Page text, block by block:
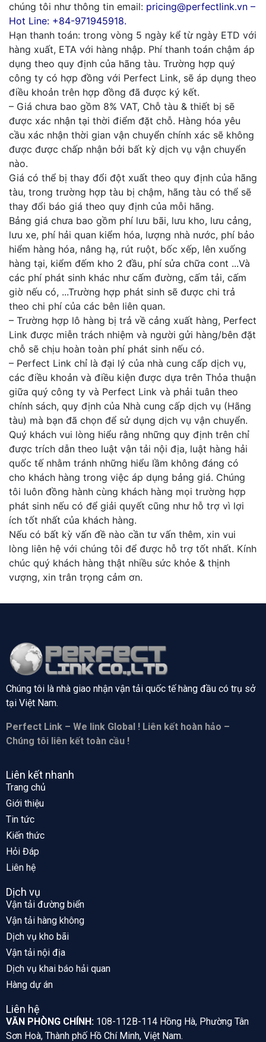
chúng tôi như thông tin email: pricing@perfectlink.vn –
Hot Line: +84-971945918.
Hạn thanh toán: trong vòng 5 ngày kể từ ngày ETD với
hàng xuất, ETA với hàng nhập. Phí thanh toán chậm áp
dụng theo quy định của hãng tàu. Trường hợp quý
công ty có hợp đồng với Perfect Link, sẽ áp dụng theo
điều khoản trên hợp đồng đã được ký kết.
– Giá chưa bao gồm 8% VAT, Chỗ tàu & thiết bị sẽ
được xác nhận tại thời điểm đặt chỗ. Hàng hóa yêu
cầu xác nhận thời gian vận chuyển chính xác sẽ không
được được chấp nhận bởi bất kỳ dịch vụ vận chuyển
nào.
Giá có thể bị thay đổi đột xuất theo quy định của hãng
tàu, trong trường hợp tàu bị chậm, hãng tàu có thể sẽ
thay đổi báo giá theo quy định của mỗi hãng.
Bảng giá chưa bao gồm phí lưu bãi, lưu kho, lưu cảng,
lưu xe, phí hải quan kiểm hóa, lượng nhà nước, phí bảo
hiểm hàng hóa, nâng hạ, rút ruột, bốc xếp, lên xuống
hàng tại, kiểm đếm kho 2 đầu, phí sửa chữa cont ...Và
các phí phát sinh khác như cấm đường, cấm tải, cấm
giờ nếu có, ...Trường hợp phát sinh sẽ được chi trả
theo chi phí của các bên liên quan.
– Trường hợp lô hàng bị trả về cảng xuất hàng, Perfect
Link được miễn trách nhiệm và người gửi hàng/bên đặt
chỗ sẽ chịu hoàn toàn phí phát sinh nếu có.
– Perfect Link chỉ là đại lý của nhà cung cấp dịch vụ,
các điều khoản và điều kiện được dựa trên Thỏa thuận
giữa quý công ty và Perfect Link và phải tuân theo
chính sách, quy định của Nhà cung cấp dịch vụ (Hãng
tàu) mà bạn đã chọn để sử dụng dịch vụ vận chuyển.
Quý khách vui lòng hiểu rằng những quy định trên chỉ
được trích dẫn theo luật vận tải nội địa, luật hàng hải
quốc tế nhằm tránh những hiểu lầm không đáng có
cho khách hàng trong việc áp dụng bảng giá. Chúng
tôi luôn đồng hành cùng khách hàng mọi trường hợp
phát sinh nếu có để giải quyết cũng như hỗ trợ vì lợi
ích tốt nhất của khách hàng.
Nếu có bất kỳ vấn đề nào cần tư vấn thêm, xin vui
lòng liên hệ với chúng tôi để được hỗ trợ tốt nhất. Kính
chúc quý khách hàng thật nhiều sức khỏe & thịnh
vượng, xin trân trọng cảm ơn.
Chúng tôi là nhà giao nhận vận tải quốc tế hàng đầu có trụ sở
tại Việt Nam.
Perfect Link – We link Global ! Liên kết hoàn hảo –
Chúng tôi liên kết toàn cầu !
Liên kết nhanh
Trang chủ
Giới thiệu
Tin tức
Kiến thức
Hỏi Đáp
Liên hệ
Dịch vụ
Vận tải đường biển
Vận tải hàng không
Dịch vụ kho bãi
Vận tải nội địa
Dịch vụ khai báo hải quan
Hàng dự án
Liên hệ
VĂN PHÒNG CHÍNH: 108-112B-114 Hồng Hà, Phường Tân
Sơn Hoà, Thành phố Hồ Chí Minh, Việt Nam.